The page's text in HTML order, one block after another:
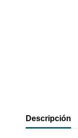
Descripción